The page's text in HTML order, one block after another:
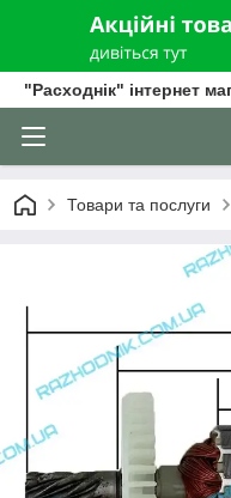
"Расходнік" інтернет
Товари та послуги